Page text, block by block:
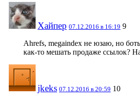
Хайпер 07.12.2016 в 16:19 9
Ahrefs, megaindex не юзаю, но
как-то мешать продаже ссылок?
jkeks 07.12.2016 в 20:59 10